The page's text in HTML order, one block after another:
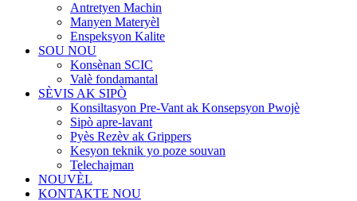
Antretyen Machin
Manyen Materyèl
Enspeksyon Kalite
SOU NOU
Konsènan SCIC
Valè fondamantal
SÈVIS AK SIPÒ
Konsiltasyon Pre-Vant ak Konsepsyon Pwojè
Sipò apre-lavant
Pyès Rezèv ak Grippers
Kesyon teknik yo poze souvan
Telechajman
NOUVÈL
KONTAKTE NOU